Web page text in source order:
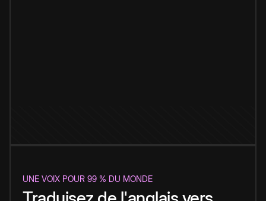
UNE VOIX POUR 99 % DU MONDE